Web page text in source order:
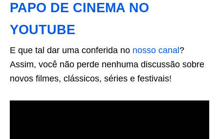
PAPO DE CINEMA NO
YOUTUBE
E que tal dar uma conferida no nosso canal ?
Assim, você não perde nenhuma discussão sobre
novos filmes, clássicos, séries e festivais!